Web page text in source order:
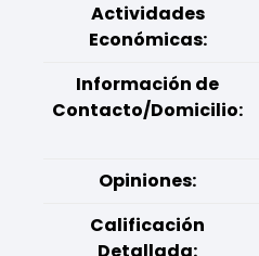
Actividades
Económicas:
Información de
Contacto/Domicilio:
Opiniones:
Calificación